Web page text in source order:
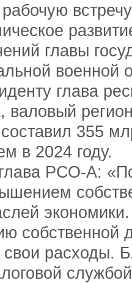
главы
глава
355
в 2024 году.
РСО-А:
собственной
расходы.